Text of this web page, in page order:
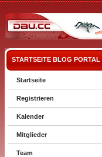
STARTSEITE BLOG PORTAL
Startseite
Registrieren
Kalender
Mitglieder
Team